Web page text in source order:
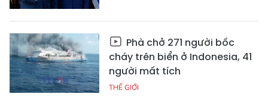
Phà chở 271 người bốc
cháy trên biển ở Indonesia, 41
người mất tích
THẾ GIỚI